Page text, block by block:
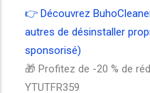
👉 Découvrez
autres de désinstaller
sponsorisé)
🎁 Profitez de -20 % de
YTUTFR359